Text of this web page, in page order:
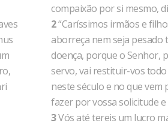
compaixão por si mesmo,
2“Caríssimos irmãos e
aborreça nem seja
doença, porque o Senhor,
servo, vai restituir-vos
neste século e no que vem
fazer por vossa solicitude
3Vós até tereis um lucro